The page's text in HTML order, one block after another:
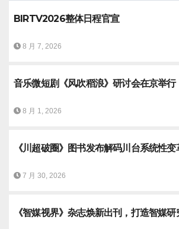
BIRTV2026整体日程官宣
8 月 7, 2026
音乐微短剧《风吹稻浪》研讨会在京举行
8 月 1, 2026
《川超破圈》图书发布解码川台系统性
7 月 30, 2026
《智媒视界》杂志焕新出刊，打造智媒